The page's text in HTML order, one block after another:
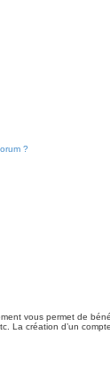
?
vous permet de
La création d’un